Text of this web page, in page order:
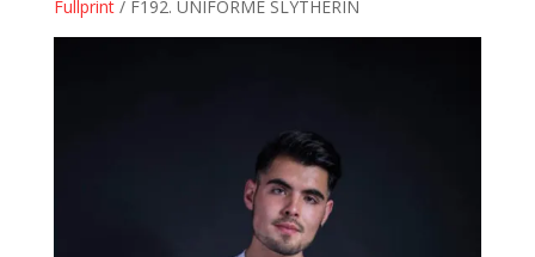
Fullprint/ F192. UNIFORME SLYTHERIN